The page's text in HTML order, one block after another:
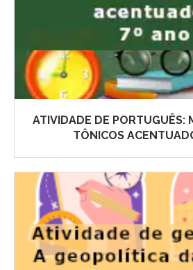
ATIVIDADE DE PORTUGUÊS:
TÔNICOS